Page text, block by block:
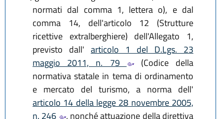
normati dal comma 1, lettera o), e dal
comma 14, dell'articolo 12 (Strutture
ricettive extralberghiere) dell'Allegato 1,
previsto dall' articolo 1 del D.Lgs. 23
maggio 2011, n. 79
(Codice della
normativa statale in tema di ordinamento
e mercato del turismo, a norma dell'
articolo 14 della legge 28 novembre 2005,
n. 246
, nonché attuazione della direttiva